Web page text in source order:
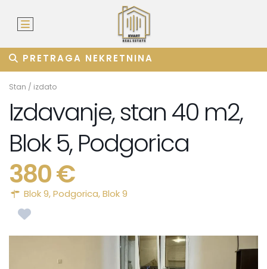
PRETRAGA NEKRETNINA
Stan / izdato
Izdavanje, stan 40 m2,
Blok 5, Podgorica
380 €
Blok 9,Podgorica,Blok 9